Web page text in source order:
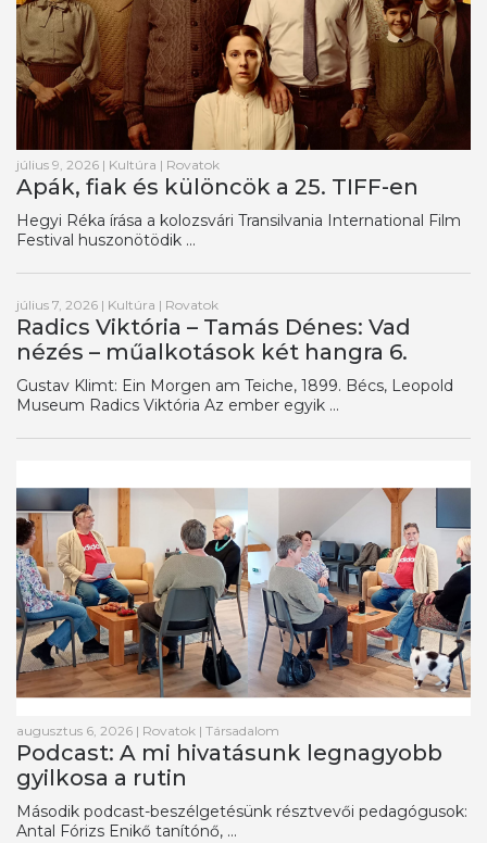
július 9, 2026 | Kultúra | Rovatok
Apák, fiak és különcök a 25. TIFF-en
Hegyi Réka írása a kolozsvári Transilvania International Film
Festival huszonötödik ...
július 7, 2026 | Kultúra | Rovatok
Radics Viktória – Tamás Dénes: Vad
nézés – műalkotások két hangra 6.
Gustav Klimt: Ein Morgen am Teiche, 1899. Bécs, Leopold
Museum Radics Viktória Az ember egyik ...
augusztus 6, 2026 | Rovatok | Társadalom
Podcast: A mi hivatásunk legnagyobb
gyilkosa a rutin
Második podcast-beszélgetésünk résztvevői pedagógusok:
Antal Fórizs Enikő tanítónő, ...